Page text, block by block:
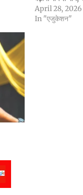
April 28, 2026
In "एजुकेशन"